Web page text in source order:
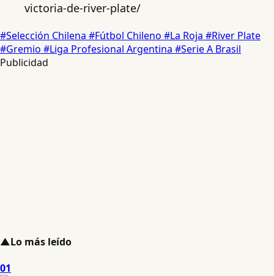
victoria-de-river-plate/
#Selección Chilena #Fútbol Chileno #La Roja #River Plate
#Gremio #Liga Profesional Argentina #Serie A Brasil
Publicidad
▲Lo más leído
01